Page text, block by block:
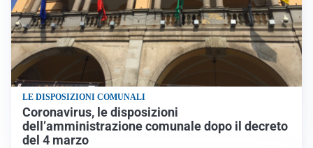
LE DISPOSIZIONI COMUNALI
Coronavirus, le disposizioni
dell’amministrazione comunale dopo il decreto
del 4 marzo